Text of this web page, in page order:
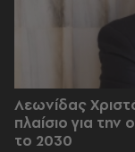
Λεωνίδας
πλαίσιο για την
το 2030